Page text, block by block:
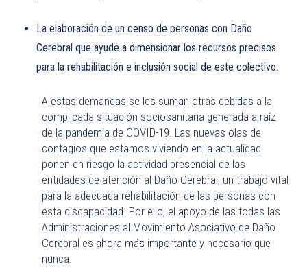
La elaboración de un censo de personas con Daño
Cerebral que ayude a dimensionar los recursos precisos
para la rehabilitación e inclusión social de este colectivo.
A estas demandas se les suman otras debidas a la
complicada situación sociosanitaria generada a raíz
de la pandemia de COVID-19. Las nuevas olas de
contagios que estamos viviendo en la actualidad
ponen en riesgo la actividad presencial de las
entidades de atención al Daño Cerebral, un trabajo vital
para la adecuada rehabilitación de las personas con
esta discapacidad. Por ello, el apoyo de las todas las
Administraciones al Movimiento Asociativo de Daño
Cerebral es ahora más importante y necesario que
nunca.